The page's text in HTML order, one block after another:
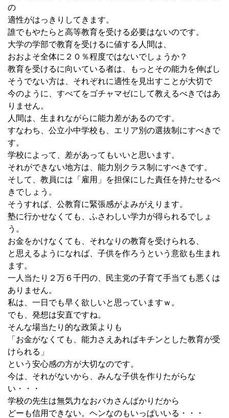
の
適性がはっきりしてきます。
誰でもやたらと高等教育を受ける必要はないのです。
大学の学部で教育を受けるに値する人間は、
おおよそ全体に２０％程度ではないでしょうか？
教育を受けるに向いている者は、もっとその能力を伸ばし
そうでない方は、それぞれに適性を見出すことが大切で
今のように、すべてをゴチャマゼにして教えるべきではあ
りません。
人間は、生まれながらに能力差があるのです。
すなわち、公立小中学校も、エリア別の選抜制にすべきで
す。
学校によって、差があってもいいと思います。
それができない地方は、能力別クラス制にすべきです。
そして、教員には「雇用」を担保にした責任を持たせるべ
きでしょう。
そうすれば、公教育に緊張感がよみがえります。
塾に行かせなくても、ふさわしい学力が得られるでしょ
う。
お金をかけなくても、それなりの教育を受けられる、
と思えるようになれば、子供を作ろうという意欲も生まれ
ます。
一人当たり２万６千円の、民主党の子育て手当ても悪くは
ありません。
私は、一日でも早く欲しいと思っていますｗ。
でも、発想は安直ですね。
そんな場当たり的な政策よりも
「お金がなくても、能力さえあればキチンとした教育が受
けられる」
という安心感の方が大切なのです。
今は、それがないから、みんな子供を作りたがらな
い・・・
学校の先生は無気力なおバカさんばかりだから
どーも信用できない。ヘンなのもいっぱいいる・・・